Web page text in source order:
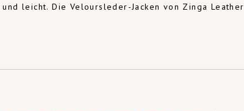
leicht. Die Veloursleder-Jacken von Zinga Leather